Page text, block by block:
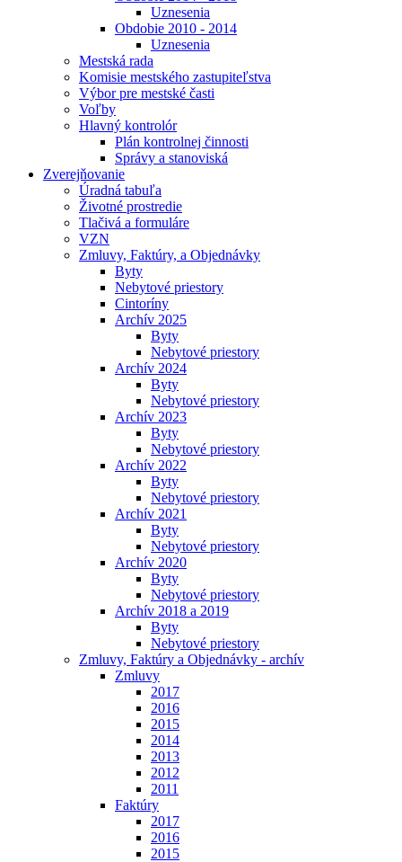
Uznesenia
Obdobie 2010 - 2014
Uznesenia
Mestská rada
Komisie mestského zastupiteľstva
Výbor pre mestské časti
Voľby
Hlavný kontrolór
Plán kontrolnej činnosti
Správy a stanoviská
Zverejňovanie
Úradná tabuľa
Životné prostredie
Tlačivá a formuláre
VZN
Zmluvy, Faktúry, a Objednávky
Byty
Nebytové priestory
Cintoríny
Archív 2025
Byty
Nebytové priestory
Archív 2024
Byty
Nebytové priestory
Archív 2023
Byty
Nebytové priestory
Archív 2022
Byty
Nebytové priestory
Archív 2021
Byty
Nebytové priestory
Archív 2020
Byty
Nebytové priestory
Archív 2018 a 2019
Byty
Nebytové priestory
Zmluvy, Faktúry a Objednávky - archív
Zmluvy
2017
2016
2015
2014
2013
2012
2011
Faktúry
2017
2016
2015